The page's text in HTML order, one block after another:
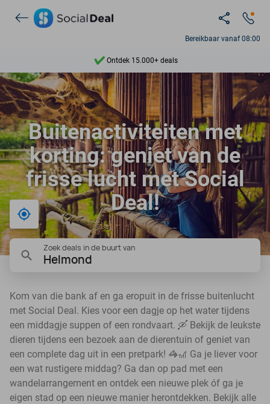
Bereikbaar vanaf 08:00
Ontdek 15.000+ deals
7 dagen per week beschikbaar
10+ miljoen leden
9,4
Ontdek 15.000+ deals
Buitenactiviteiten met
korting: geniet van de
frisse lucht met Social
Deal!
Bij mij in de buurt
Zoek deals in de buurt van
Helmond
Kom van die bank af en ga eropuit in de frisse buitenlucht
met Social Deal. Kies voor een dagje op het water tijdens
een middagje suppen of een rondvaart. 🛶 Bekijk de leukste
dieren tijdens een bezoek aan de dierentuin of geniet van
een complete dag uit in een pretpark! 🦓🎢 Ga je liever voor
een wat rustigere middag? Ga dan op pad met een
wandelarrangement en ontdek een nieuwe plek óf ga je
eigen stad op een nieuwe manier herontdekken. Bekijk alle